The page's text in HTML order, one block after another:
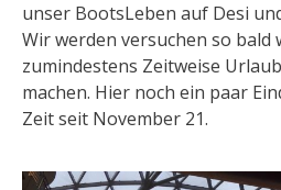
unser BootsLeben auf Desi
Wir werden versuchen so bald
zumindestens Zeitweise
machen. Hier noch ein paar
Zeit seit November 21.